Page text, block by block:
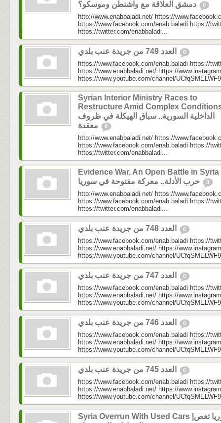
0
http://www.enabbaladi.net/ https://
https://www.facebook.com/enab.baladi https://
https://twitter.com/enabbaladi...
0
https://www.facebook.com/enab.baladi https://
https://www.enabbaladi.net/ https://
https://www.youtube.com/channel/
Syrian Interior Ministry Races to
Restructure Amid Complex
الداخلية السورية.. سباق الهيكلة في ظروف
0
http://www.enabbaladi.net/ https://
https://www.facebook.com/enab.baladi https://
https://twitter.com/enabbaladi...
Evidence War, An Open Battle in Syria
0
http://www.enabbaladi.net/ https://
https://www.facebook.com/enab.baladi https://
https://twitter.com/enabbaladi...
0
https://www.facebook.com/enab.baladi https://
https://www.enabbaladi.net/ https://
https://www.youtube.com/channel/
0
https://www.facebook.com/enab.baladi https://
https://www.enabbaladi.net/ https://
https://www.youtube.com/channel/
0
https://www.facebook.com/enab.baladi https://
https://www.enabbaladi.net/ https://
https://www.youtube.com/channel/
0
https://www.facebook.com/enab.baladi https://
https://www.enabbaladi.net/ https://
https://www.youtube.com/channel/
Syria Overrun With Used Cars |سوريا تغص